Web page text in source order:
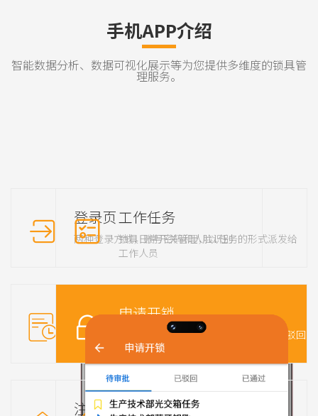
手机APP介绍
智能数据分析、数据可视化展示等为您提供多维度的锁具管
理服务。
登录页
两种登录方式，账号密码和人脸识别
工作台
对钥匙和锁具的基础管理，挂失、黑名单
及归还功能
注册锁
工作任务
锁具日常开关管理，以任务的形式派发给
工作人员
申请开锁
通过APP远程申请开锁，上一级审批或驳回
记录查询